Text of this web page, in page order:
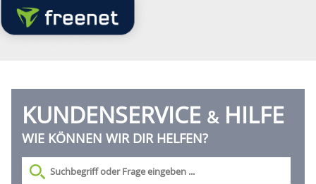
KUNDENSERVICE &HILFE
WIE KÖNNEN WIR DIR HELFEN?